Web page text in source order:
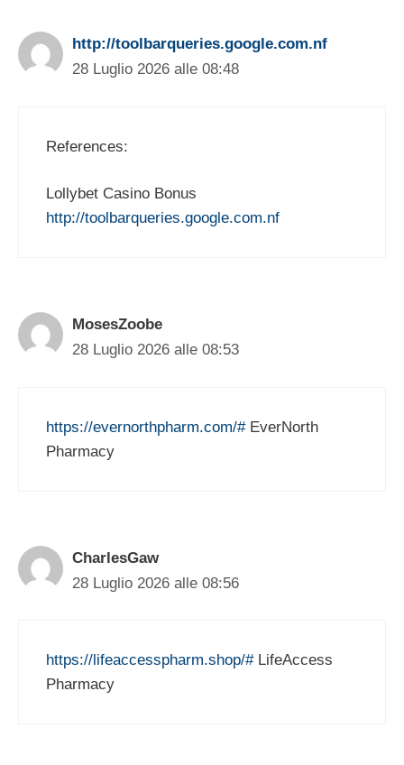
http://toolbarqueries.google.com.nf
28 Luglio 2026 alle 08:48
References:
Lollybet Casino Bonus
http://toolbarqueries.google.com.nf
MosesZoobe
28 Luglio 2026 alle 08:53
https://evernorthpharm.com/#EverNorth
Pharmacy
CharlesGaw
28 Luglio 2026 alle 08:56
https://lifeaccesspharm.shop/#LifeAccess
Pharmacy